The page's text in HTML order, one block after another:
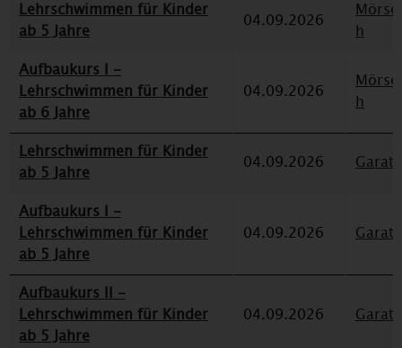
Lehrschwimmen für Kinder
ab 5 Jahre
04.09.2026
h
Aufbaukurs I -
Lehrschwimmen für Kinder
ab 6 Jahre
04.09.2026
h
Lehrschwimmen für Kinder
ab 5 Jahre
04.09.2026 Garath
Aufbaukurs I -
Lehrschwimmen für Kinder
ab 5 Jahre
04.09.2026 Garath
Aufbaukurs II -
Lehrschwimmen für Kinder
ab 5 Jahre
04.09.2026 Garath